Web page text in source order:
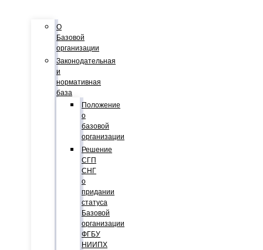
О
Базовой
организации
Законодательная
и
нормативная
база
Положение
о
базовой
организации
Решение
СГП
СНГ
о
придании
статуса
Базовой
организации
ФГБУ
НИИПХ